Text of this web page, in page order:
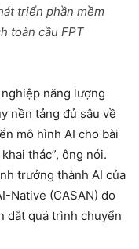
triển phần mềm
toàn cầu FPT
năng lượng
nền tảng đủ sâu về
mô hình AI cho bài
thác”, ông nói.
trưởng thành AI của
Native (CASAN) do
dắt quá trình chuyển